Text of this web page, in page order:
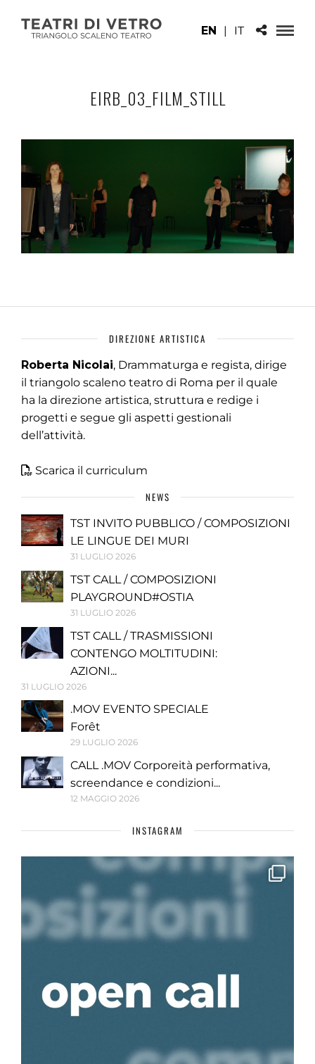
EN | IT
EIRB_03_FILM_STILL
DIREZIONE ARTISTICA
Roberta Nicolai, Drammaturga e regista, dirige
il triangolo scaleno teatro di Roma per il quale
ha la direzione artistica, struttura e redige i
progetti e segue gli aspetti gestionali
dell’attività.
Scarica il curriculum
NEWS
TST INVITO PUBBLICO / COMPOSIZIONI
LE LINGUE DEI MURI
31 LUGLIO 2026
TST CALL / COMPOSIZIONI
PLAYGROUND#OSTIA
31 LUGLIO 2026
TST CALL / TRASMISSIONI
CONTENGO MOLTITUDINI:
AZIONI...
31 LUGLIO 2026
.MOV EVENTO SPECIALE
Forêt
29 LUGLIO 2026
CALL .MOV Corporeità performativa,
screendance e condizioni...
12 MAGGIO 2026
INSTAGRAM